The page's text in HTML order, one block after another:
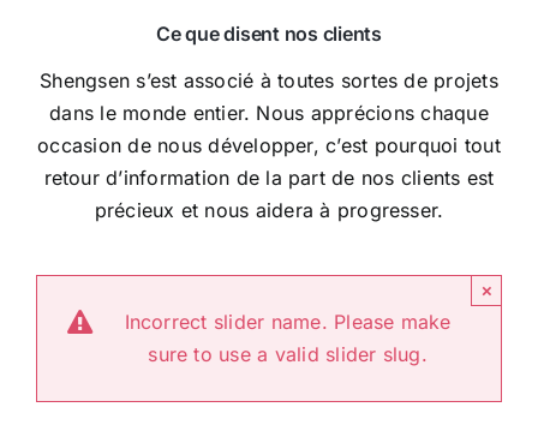
Ce que disent nos clients
Shengsen s’est associé à toutes sortes de projets
dans le monde entier. Nous apprécions chaque
occasion de nous développer, c’est pourquoi tout
retour d’information de la part de nos clients est
précieux et nous aidera à progresser.
Incorrect slider name. Please make
sure to use a valid slider slug.
×